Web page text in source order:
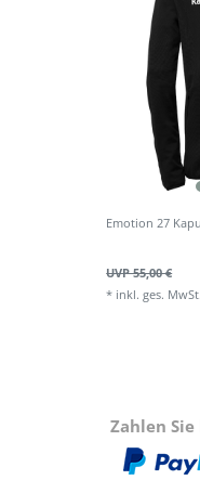
Emotion 27
UVP 55,00 €
* inkl. ges. MwSt.
Zahlen